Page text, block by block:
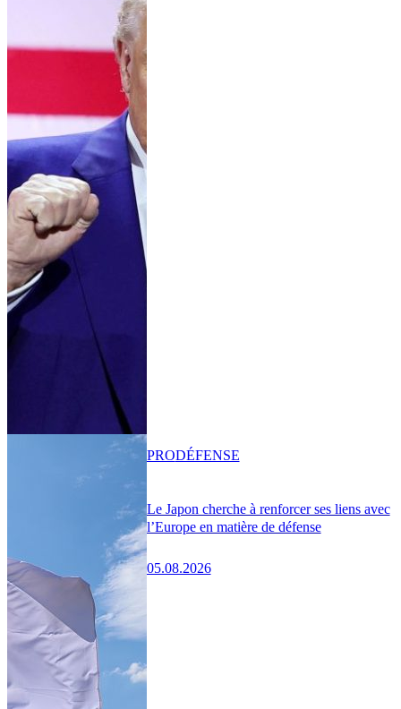
Le Japon cherche à renforcer ses liens avec
l’Europe en matière de défense
05.08.2026
PRODÉFENSE